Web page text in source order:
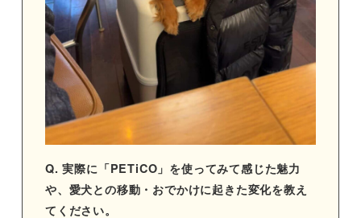
Q. 実際に「PETiCO」を使ってみて感じた魅力
や、愛犬との移動・おでかけに起きた変化を教え
てください。